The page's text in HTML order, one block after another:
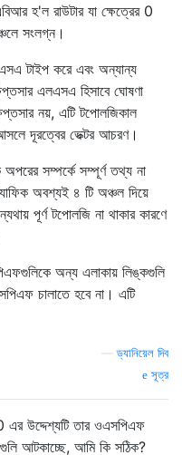
হ'ল রাউটার যা ক্ষেত্রের 0
সংলগ্ন।
টাইপ করে এবং অন্যান্য
এলএসএ হিসাবে ঘোষণা
নয়, এটি টপোলজিকাল
দূরত্বের ভেক্টর আচরণ।
সম্পর্কে সম্পূর্ণ তথ্য না
অবশ্যই ৪ টি অঞ্চল দিয়ে
পূর্ণ টপোলজি না থাকার কারণে
অন্য এলাকায় লিঙ্কগুলি
চালাতে হবে না। এটি
—ড্যানিয়েল দিব
সূত্র
উদ্দেশ্যটি তার ওএসপিএফ
আটকাচ্ছে, আমি কি সঠিক?